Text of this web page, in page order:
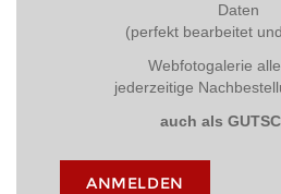
Daten
(perfekt bearbeitet
Webfotogalerie
jederzeitige
auch als
ANMELDEN